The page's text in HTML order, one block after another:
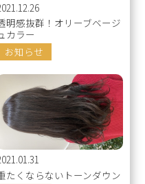
明感抜群！オリーブベージ
カラー
お知らせ
たくならないトーンダウン